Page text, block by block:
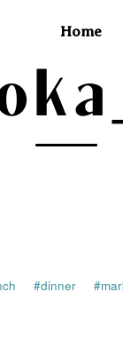
Home
#dinner